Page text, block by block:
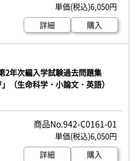
6,050円
詳細
購入
年次編入学試験過去問題集
（生命科学・小論文・英語）
942-C0161-01
6,050円
詳細
購入